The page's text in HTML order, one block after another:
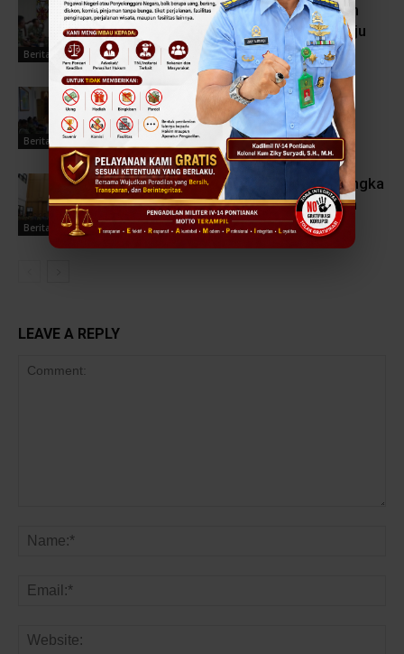
Berita Terbaru
Mempererat Sinergitas Penegakan
Hukum dan Pelayanan Prima Menuju
WBBM Tahun 2026
Berita Terbaru
Pengadilan Militer IV-14 Pontianak
Perkuat Komitmen Wujudkan
Pelayanan Prima Menuju WBBM
Berita Terbaru
Forum Konsultasi Publik Dalam Rangka
PEKPPP Bersama Komuniti Hukum
Wilayah Kalimantan Barat
LEAVE A REPLY